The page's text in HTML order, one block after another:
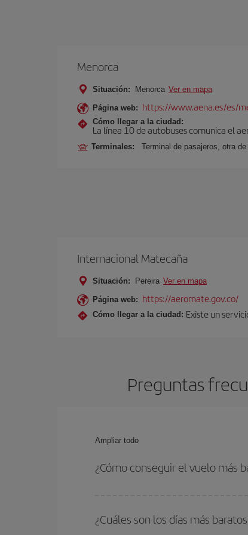
Menorca
Situación: Menorca Ver en mapa
Página web: https://www.aena.es/es/
Cómo llegar a la ciudad:
La línea 10 de autobuses comunica el
Terminales: Terminal de pasajeros, otra
Internacional Matecaña
Situación: Pereira Ver en mapa
Página web: https://aeromate.gov.co/
Cómo llegar a la ciudad: Existe un
Preguntas
Ampliar todo
¿Cómo conseguir el vuelo más
fechas y horarios de ida y vuelta.
¿Cuáles son los días más